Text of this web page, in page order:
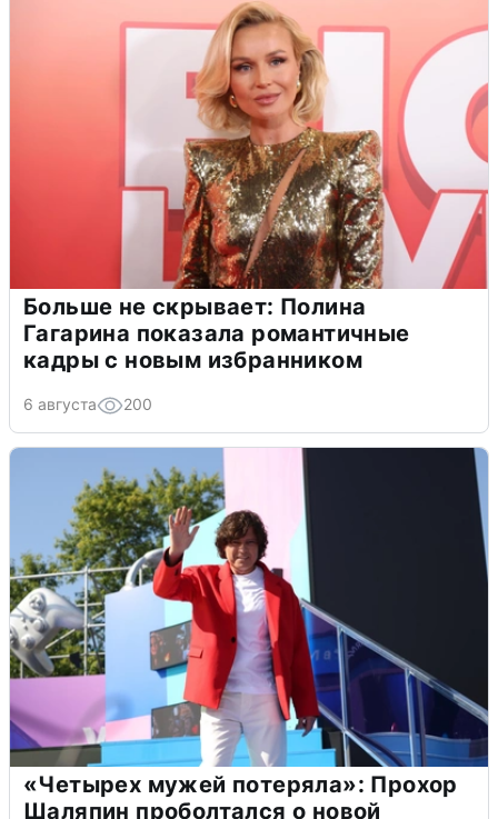
Больше не скрывает: Полина
Гагарина показала романтичные
кадры с новым избранником
6 августа 200
«Четырех мужей потеряла»: Прохор
Шаляпин проболтался о новой